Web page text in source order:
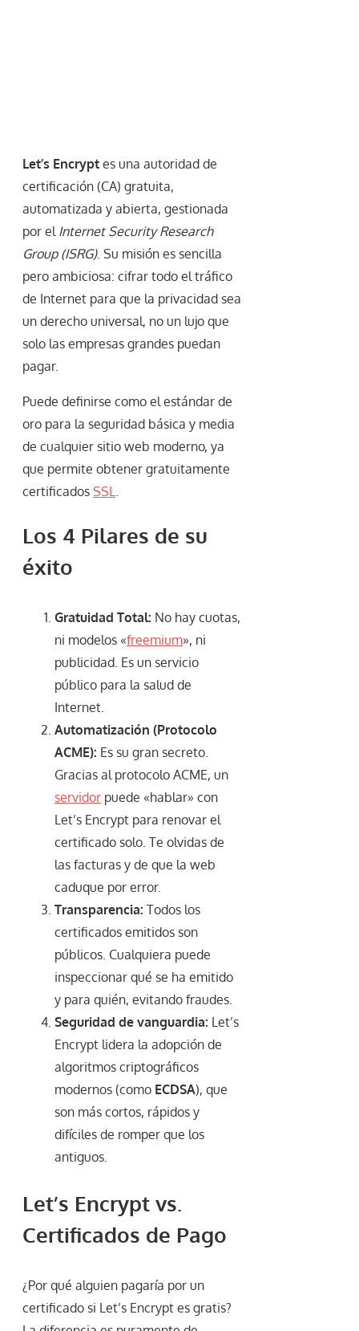
Let’s Encrypt es una autoridad de
certificación (CA) gratuita,
automatizada y abierta, gestionada
por el Internet Security Research
Group (ISRG). Su misión es sencilla
pero ambiciosa: cifrar todo el tráfico
de Internet para que la privacidad sea
un derecho universal, no un lujo que
solo las empresas grandes puedan
pagar.
Puede definirse como el estándar de
oro para la seguridad básica y media
de cualquier sitio web moderno, ya
que permite obtener gratuitamente
certificados SSL
Los 4 Pilares de su
éxito
Gratuidad Total: No hay cuotas,
ni modelos «freemium», ni
publicidad. Es un servicio
público para la salud de
Internet.
Automatización (Protocolo
ACME): Es su gran secreto.
Gracias al protocolo ACME, un
servidor puede «hablar» con
Let’s Encrypt para renovar el
certificado solo. Te olvidas de
las facturas y de que la web
caduque por error.
Transparencia: Todos los
certificados emitidos son
públicos. Cualquiera puede
inspeccionar qué se ha emitido
y para quién, evitando fraudes.
Seguridad de vanguardia: Let’s
Encrypt lidera la adopción de
algoritmos criptográficos
modernos (como ECDSA), que
son más cortos, rápidos y
difíciles de romper que los
antiguos.
Let’s Encrypt vs.
Certificados de Pago
¿Por qué alguien pagaría por un
certificado si Let’s Encrypt es gratis?